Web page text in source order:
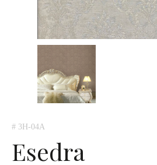
# 3H-04A
Esedra